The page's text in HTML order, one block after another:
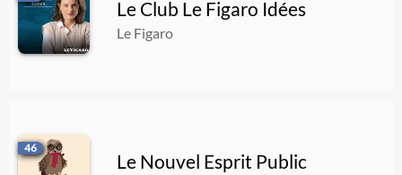
Le Club Le Figaro Idées
Le Figaro
46
Le Nouvel Esprit Public